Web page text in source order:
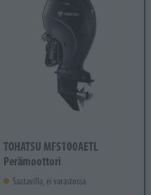
TOHATSU MFS100AETL
Perämoottori
Saatavilla, ei varastossa